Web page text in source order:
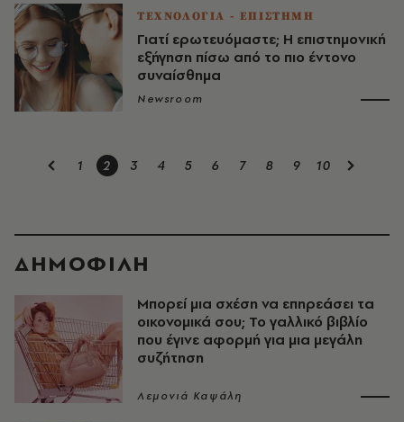
ΤΕΧΝΟΛΟΓΙΑ - ΕΠΙΣΤΗΜΗ
Γιατί ερωτευόμαστε; Η επιστημονική
εξήγηση πίσω από το πιο έντονο
συναίσθημα
Newsroom
1 2 3 4 5 6 7 8 9 10
ΔΗΜΟΦΙΛΗ
Μπορεί μια σχέση να επηρεάσει τα
οικονομικά σου; Το γαλλικό βιβλίο
που έγινε αφορμή για μια μεγάλη
συζήτηση
Λεμονιά Καψάλη